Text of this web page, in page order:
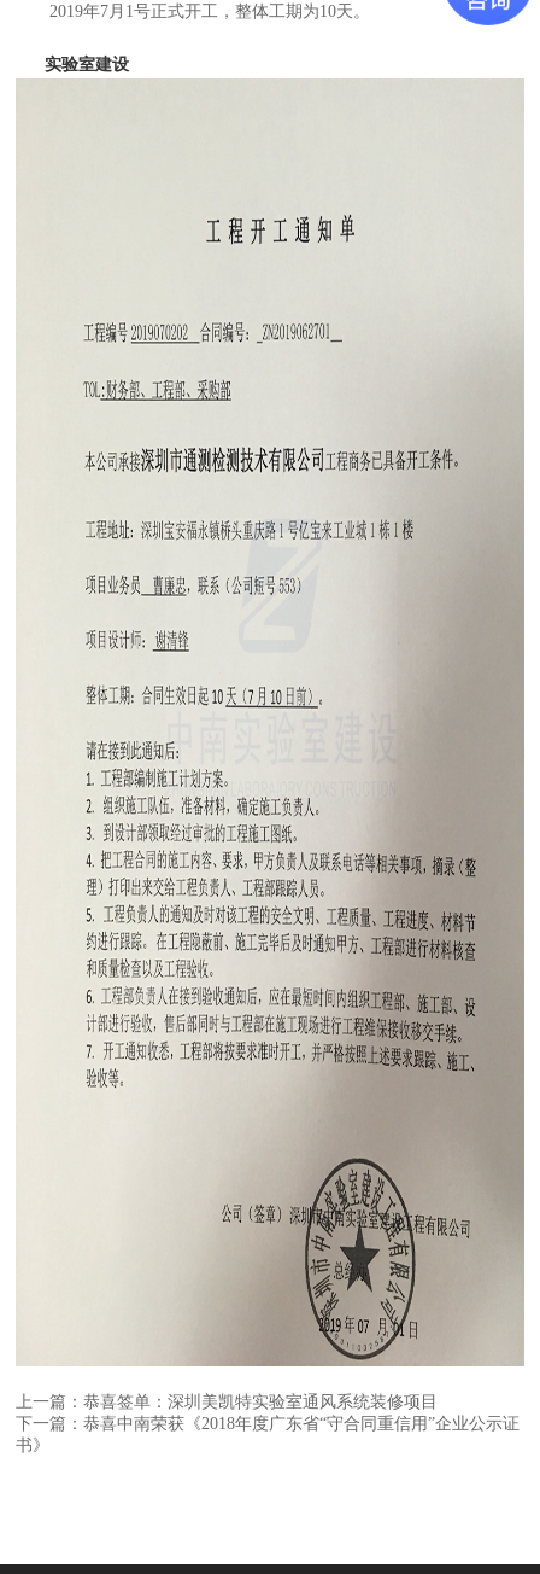
2019年7月1号正式开工，整体工期为10天。
实验室建设
上一篇：恭喜签单：深圳美凯特实验室通风系统装修项目
下一篇：恭喜中南荣获《2018年度广东省“守合同重信用”企业公示证
书》